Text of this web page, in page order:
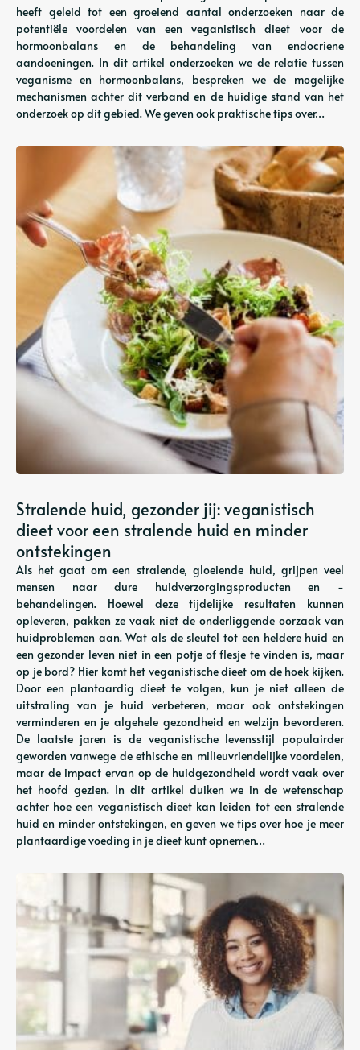
heeft geleid tot een groeiend aantal onderzoeken naar de
potentiële voordelen van een veganistisch dieet voor de
hormoonbalans en de behandeling van endocriene
aandoeningen. In dit artikel onderzoeken we de relatie tussen
veganisme en hormoonbalans, bespreken we de mogelijke
mechanismen achter dit verband en de huidige stand van het
onderzoek op dit gebied. We geven ook praktische tips over…
Stralende huid, gezonder jij: veganistisch
dieet voor een stralende huid en minder
ontstekingen
Als het gaat om een ​​stralende, gloeiende huid, grijpen veel
mensen naar dure huidverzorgingsproducten en -
behandelingen. Hoewel deze tijdelijke resultaten kunnen
opleveren, pakken ze vaak niet de onderliggende oorzaak van
huidproblemen aan. Wat als de sleutel tot een heldere huid en
een gezonder leven niet in een potje of flesje te vinden is, maar
op je bord? Hier komt het veganistische dieet om de hoek kijken.
Door een plantaardig dieet te volgen, kun je niet alleen de
uitstraling van je huid verbeteren, maar ook ontstekingen
verminderen en je algehele gezondheid en welzijn bevorderen.
De laatste jaren is de veganistische levensstijl populairder
geworden vanwege de ethische en milieuvriendelijke voordelen,
maar de impact ervan op de huidgezondheid wordt vaak over
het hoofd gezien. In dit artikel duiken we in de wetenschap
achter hoe een veganistisch dieet kan leiden tot een stralende
huid en minder ontstekingen, en geven we tips over hoe je meer
plantaardige voeding in je dieet kunt opnemen…